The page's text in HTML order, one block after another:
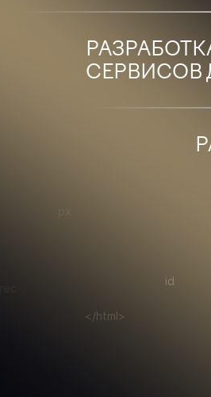
СЕРВИСОВ
id
</html>